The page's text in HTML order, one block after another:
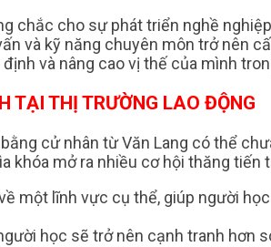
chắc cho sự phát triển nghề
và kỹ năng chuyên môn trở nên
và nâng cao vị thế của mình
TẠI THỊ TRƯỜNG LAO ĐỘNG
cử nhân từ Văn Lang có thể
khóa mở ra nhiều cơ hội thăng tiến
một lĩnh vực cụ thể, giúp người
học sẽ trở nên cạnh tranh hơn